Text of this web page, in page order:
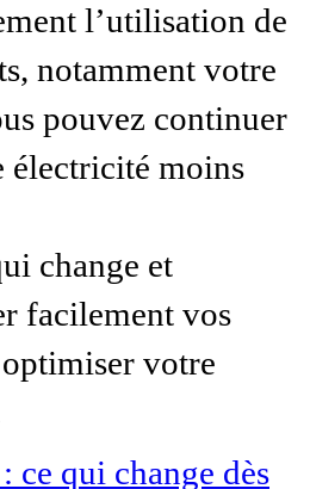
l’utilisation de
notamment votre
pouvez continuer
électricité moins
change et
facilement vos
votre
ce qui change dès